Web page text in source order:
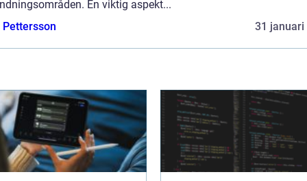
En viktig aspekt...
31 januari